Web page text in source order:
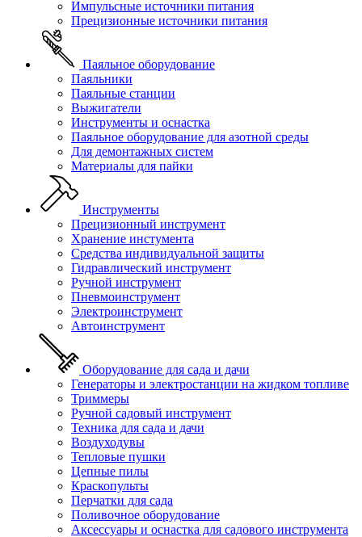
Импульсные источники питания
Прецизионные источники питания
Паяльное оборудование
Паяльники
Паяльные станции
Выжигатели
Инструменты и оснастка
Паяльное оборудование для азотной среды
Для демонтажных систем
Материалы для пайки
Инструменты
Прецизионный инструмент
Хранение инстумента
Средства индивидуальной защиты
Гидравлический инструмент
Ручной инструмент
Пневмоинструмент
Электроинструмент
Автоинструмент
Оборудование для сада и дачи
Генераторы и электростанции на жидком топливе
Триммеры
Ручной садовый инструмент
Техника для сада и дачи
Воздуходувы
Тепловые пушки
Цепные пилы
Краскопульты
Перчатки для сада
Поливочное оборудование
Аксессуары и оснастка для садового инструмента